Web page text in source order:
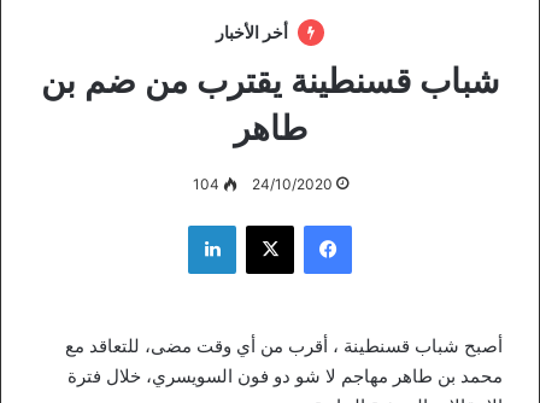
أخر الأخبار
شباب قسنطينة يقترب من ضم بن
طاهر
24/10/2020
104
فيسبوك ‫X لينكدإن
أصبح شباب قسنطينة ، أقرب من أي وقت مضى، للتعاقد مع
محمد بن طاهر مهاجم لا شو دو فون السويسري، خلال فترة